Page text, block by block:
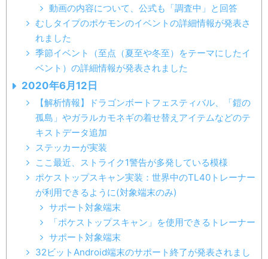
動画の内容について、公式も「調査中」と回答
むしタイプのポケモンのイベントの詳細情報が発表さ
れました
季節イベント（至点（夏至や冬至）をテーマにしたイ
ベント）の詳細情報が発表されました
2020年6月12日
【解析情報】ドラゴンボートフェスティバル、「鎧の
孤島」やガラルカモネギの着せ替えアイテムなどのテ
キストデータ追加
ステッカーが実装
ここ最近、ストライク1警告が多発している模様
ポケストップスキャン実装：世界中のTL40トレーナー
が利用できるように(対象端末のみ)
サポート対象端末
「ポケストップスキャン」を使用できるトレーナー
サポート対象端末
32ビットAndroid端末のサポート終了が発表されまし